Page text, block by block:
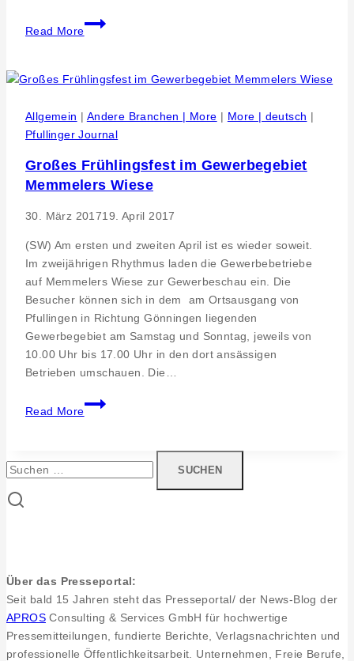
Read More
Heuneburg
–
Pyrene.
und
Handwerkertag
Pfingstmontag
Allgemein | Andere Branchen | More | More | deutsch |
Pfullinger Journal
Großes Frühlingsfest im Gewerbegebiet
Memmelers Wiese
30. März 201719. April 2017
(SW) Am ersten und zweiten April ist es wieder soweit.
Im zweijährigen Rhythmus laden die Gewerbebetriebe
auf Memmelers Wiese zur Gewerbeschau ein. Die
Besucher können sich in dem am Ortsausgang von
Pfullingen in Richtung Gönningen liegenden
Gewerbegebiet am Samstag und Sonntag, jeweils von
10.00 Uhr bis 17.00 Uhr in den dort ansässigen
Betrieben umschauen. Die…
Read More
Großes
Frühlingsfest
Gewerbegebiet
Suchen
nach:
Über das Presseportal:
Seit bald 15 Jahren steht das Presseportal/ der News-Blog der
APROS Consulting & Services GmbH für hochwertige
Pressemitteilungen, fundierte Berichte, Verlagsnachrichten und
professionelle Öffentlichkeitsarbeit. Unternehmen, Freie Berufe,